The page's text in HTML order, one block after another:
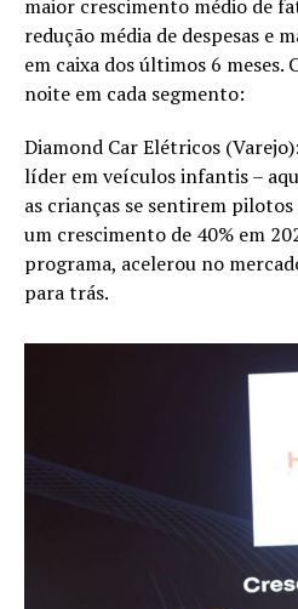
maior crescimento médio de
redução média de despesas e
em caixa dos últimos 6 meses.
noite em cada segmento:
Diamond Car Elétricos
líder em veículos infantis –
as crianças se sentirem
um crescimento de 40% em
programa, acelerou no
para trás.